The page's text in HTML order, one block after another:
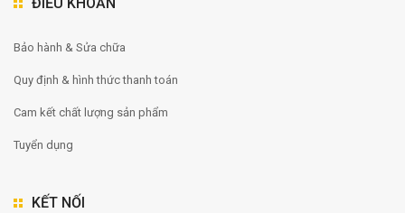
Bảo hành & Sửa chữa
Quy định & hình thức thanh toán
Cam kết chất lượng sản phẩm
Tuyển dụng
KẾT NỐI